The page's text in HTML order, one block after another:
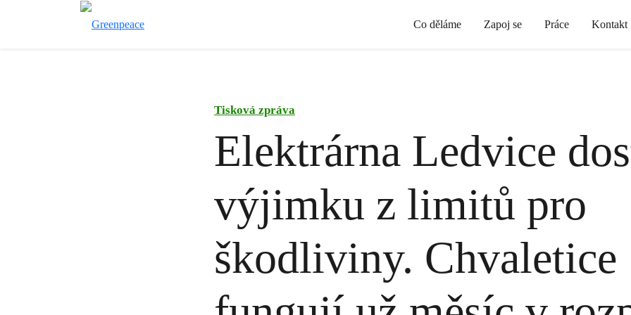
Co děláme Zapoj se Práce Kontakt
Tisková zpráva
Elektrárna Ledvice
výjimku z limitů pro
škodliviny. Chvaletice